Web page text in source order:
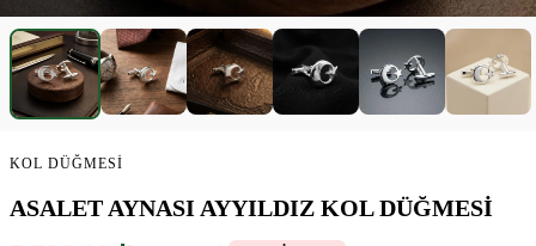
KOL DÜĞMESI
ASALET AYNASI AYYILDIZ KOL DÜĞMESİ